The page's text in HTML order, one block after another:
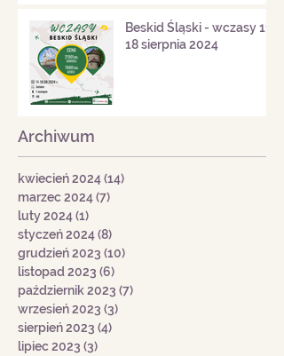
Beskid Śląski - wczasy 11-
18 sierpnia 2024
Archiwum
kwiecień 2024(14)
marzec 2024(7)
luty 2024(1)
styczeń 2024(8)
grudzień 2023 (10)
listopad 2023 (6)
październik 2023 (7)
wrzesień 2023 (3)
sierpień 2023 (4)
lipiec 2023 (3)